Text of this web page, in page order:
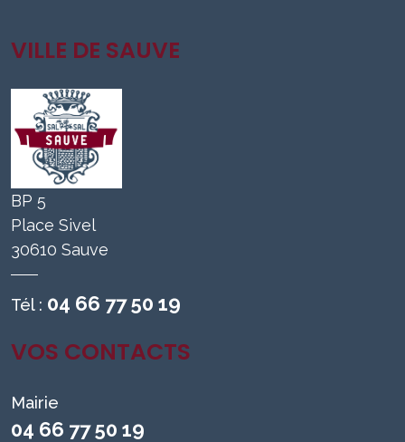
VILLE DE SAUVE
BP 5
Place Sivel
30610 Sauve
Tél : 04 66 77 50 19
VOS CONTACTS
Mairie
04 66 77 50 19